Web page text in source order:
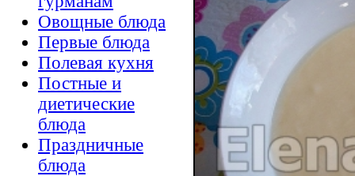
Овощные блюда
Первые блюда
Полевая кухня
Постные и
диетические
блюда
Праздничные
блюда